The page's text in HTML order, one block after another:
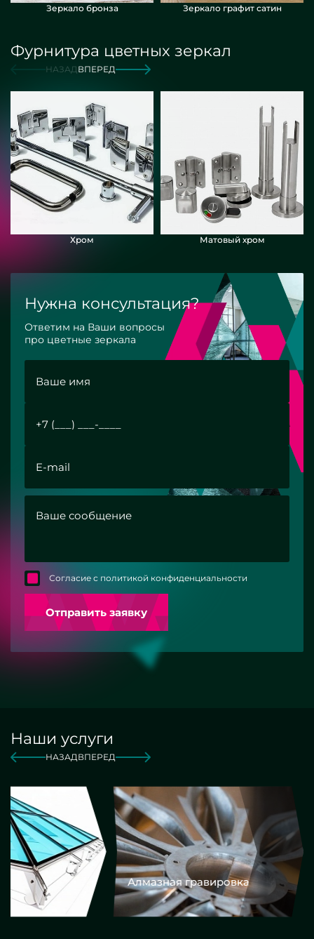
Зеркало бронза Зеркало графит сатин
Фурнитура цветных зеркал
НАЗАДВПЕРЕД
Хром Матовый хром
Нужна консультация?
Ответим на Ваши вопросы
про цветные зеркала
Согласие с политикой конфиденциальности
Отправить заявку
Наши услуги
НАЗАДВПЕРЕД
Алмазная гравировка